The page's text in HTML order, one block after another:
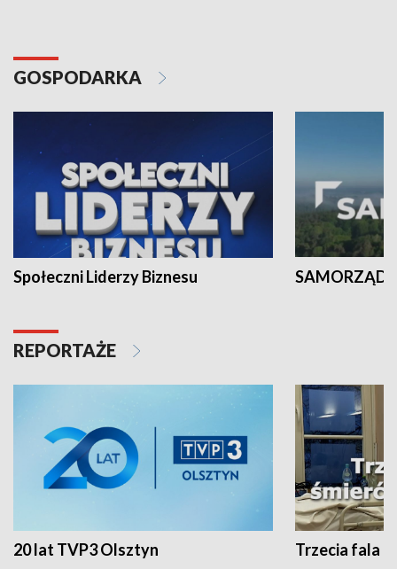
GOSPODARKA
Społeczni Liderzy Biznesu SAMORZĄD
REPORTAŻE
20 lat TVP3 Olsztyn Trzecia fala -